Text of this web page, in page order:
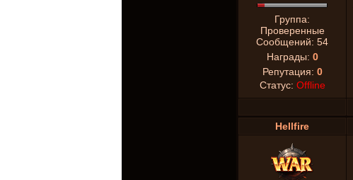
Группа:
Проверенные
Сообщений: 54
Награды: 0
Репутация: 0
Статус: Offline
Hellfire